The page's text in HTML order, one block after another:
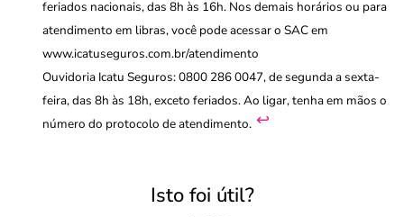
feriados nacionais, das 8h às 16h. Nos demais horários ou para
atendimento em libras, você pode acessar o SAC em
www.icatuseguros.com.br/atendimento
Ouvidoria Icatu Seguros: 0800 286 0047, de segunda a sexta-
feira, das 8h às 18h, exceto feriados. Ao ligar, tenha em mãos o
número do protocolo de atendimento. ↩︎
Isto foi útil?